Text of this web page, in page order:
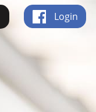
Login